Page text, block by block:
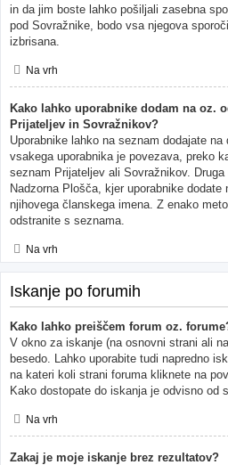
in da jim boste lahko pošiljali zasebna
pod Sovražnike, bodo vsa njegova
izbrisana.
Na vrh
Kako lahko uporabnike dodam na oz.
Prijateljev in Sovražnikov?
Uporabnike lahko na seznam dodajate
vsakega uporabnika je povezava, preko
seznam Prijateljev ali Sovražnikov.
Nadzorna Plošča, kjer uporabnike dodate
njihovega članskega imena. Z enako
odstranite s seznama.
Na vrh
Iskanje po forumih
Kako lahko preiščem forum oz.
V okno za iskanje (na osnovni strani ali
besedo. Lahko uporabite tudi napredno
na kateri koli strani foruma kliknete na
Kako dostopate do iskanja je odvisno od
Na vrh
Zakaj je moje iskanje brez rezultatov?